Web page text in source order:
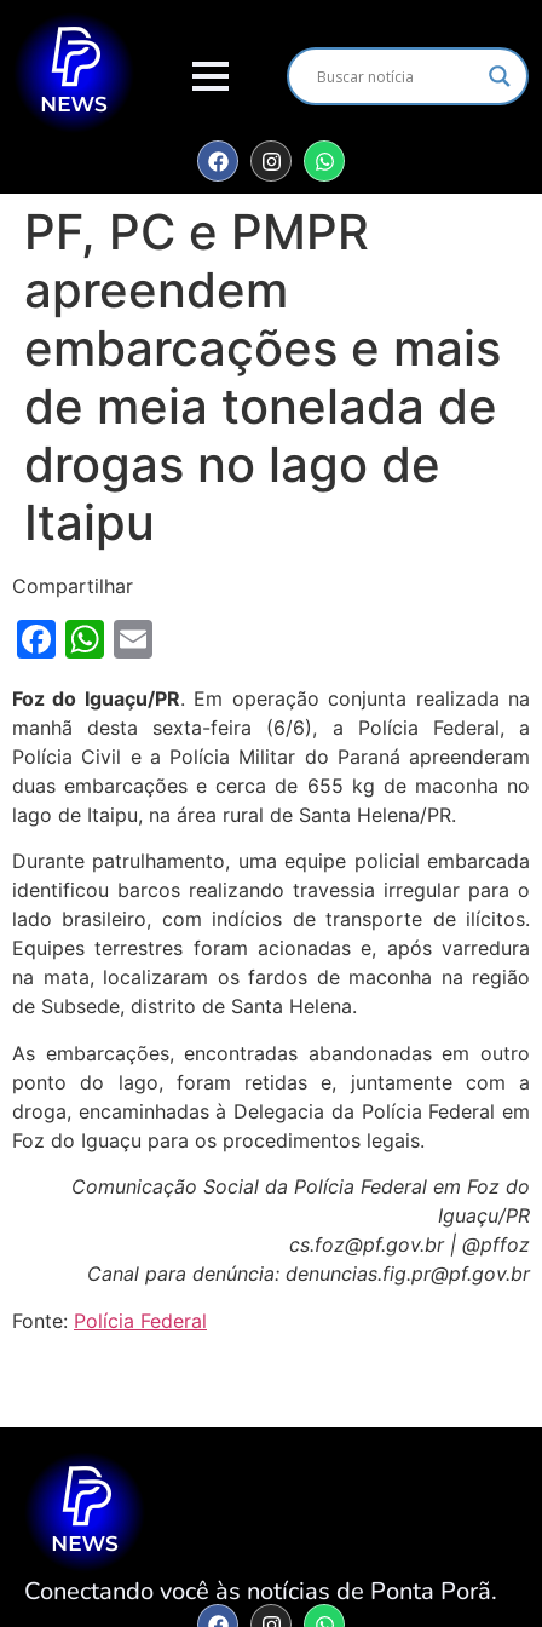
PF, PC e PMPR
apreendem
embarcações e mais
de meia tonelada de
drogas no lago de
Itaipu
Compartilhar
Facebook
WhatsApp
Foz do Iguaçu/PR. Em operação conjunta realizada na
manhã desta sexta-feira (6/6), a Polícia Federal, a
Polícia Civil e a Polícia Militar do Paraná apreenderam
duas embarcações e cerca de 655 kg de maconha no
lago de Itaipu, na área rural de Santa Helena/PR.
Durante patrulhamento, uma equipe policial embarcada
identificou barcos realizando travessia irregular para o
lado brasileiro, com indícios de transporte de ilícitos.
Equipes terrestres foram acionadas e, após varredura
na mata, localizaram os fardos de maconha na região
de Subsede, distrito de Santa Helena.
As embarcações, encontradas abandonadas em outro
ponto do lago, foram retidas e, juntamente com a
droga, encaminhadas à Delegacia da Polícia Federal em
Foz do Iguaçu para os procedimentos legais.
Comunicação Social da Polícia Federal em Foz do
Iguaçu/PR
cs.foz@pf.gov.br | @pffoz
Canal para denúncia: denuncias.fig.pr@pf.gov.br
Fonte: Polícia Federal
Conectando você às notícias de Ponta Porã.